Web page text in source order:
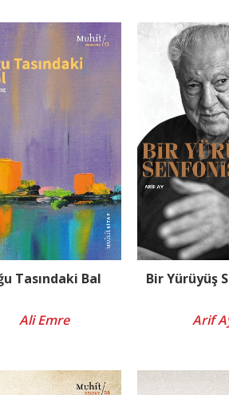
Tasındaki Bal
Ali Emre
Bir Yürüyüş
Arif